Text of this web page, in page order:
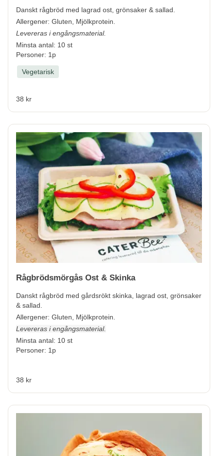
Danskt rågbröd med lagrad ost, grönsaker & sallad.
Allergener: Gluten, Mjölkprotein.
Levereras i engångsmaterial.
Minsta antal: 10 st
Personer: 1p
Vegetarisk
38 kr
Rågbrödsmörgås Ost & Skinka
Danskt rågbröd med gårdsrökt skinka, lagrad ost, grönsaker
& sallad.
Allergener: Gluten, Mjölkprotein.
Levereras i engångsmaterial.
Minsta antal: 10 st
Personer: 1p
38 kr